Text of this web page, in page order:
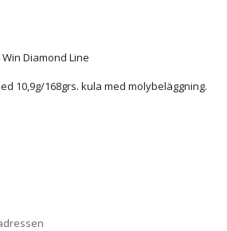
Diamond Line
10,9g/168grs. kula med molybeläggning.